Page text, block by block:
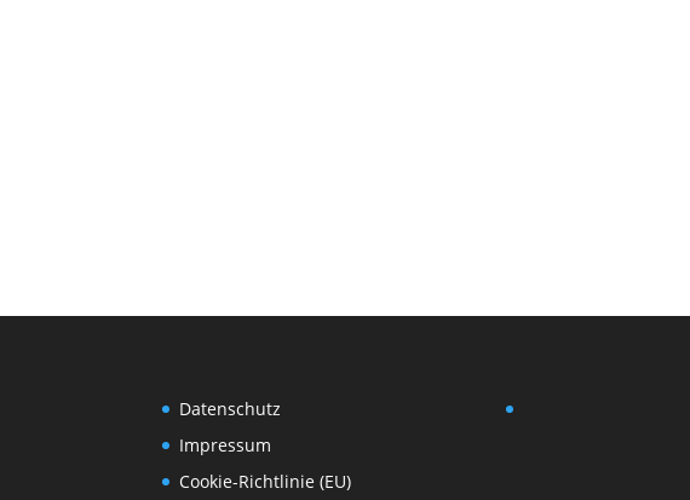
Datenschutz
Impressum
Cookie-Richtlinie (EU)